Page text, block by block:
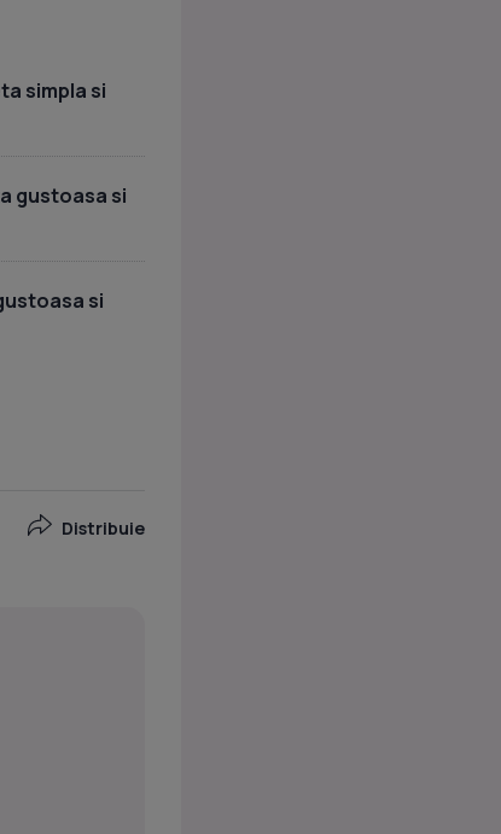
simpla si
gustoasa si
si
Distribuie